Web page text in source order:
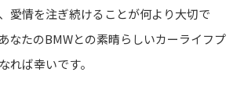
愛情を注ぎ続けることが何より大切で
なたのBMWとの素晴らしいカーライフプ
れば幸いです。